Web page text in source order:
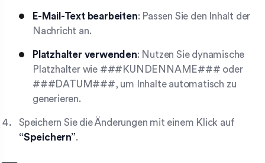
E-Mail-Text bearbeiten: Passen Sie den Inhalt der
Nachricht an.
Platzhalter verwenden: Nutzen Sie dynamische
Platzhalter wie ###KUNDENNAME### oder
###DATUM###, um Inhalte automatisch zu
generieren.
Speichern Sie die Änderungen mit einem Klick auf
“Speichern”.